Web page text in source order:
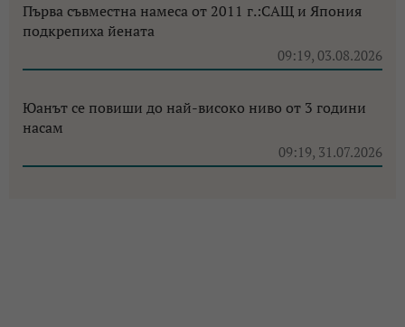
Първа съвместна намеса от 2011 г.:САЩ и Япония
подкрепиха йената
09:19, 03.08.2026
Юанът се повиши до най-високо ниво от 3 години
насам
09:19, 31.07.2026